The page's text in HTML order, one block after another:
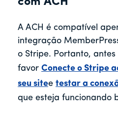
A ACH é compatível
integração
o Stripe. Portanto,
favor Conecte o Stripe
seu sitee testar a
que esteja funcionando